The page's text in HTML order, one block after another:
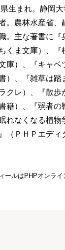
生まれ。静岡
。農林水産省、
。主な著書に『
くま文庫）、『
庫）、『キャベ
）、『雑草は踏
クレ）、『散
籍）、『弱者の
れなくなる植物
（ＰＨＰエディ
ールはPHPオンライ